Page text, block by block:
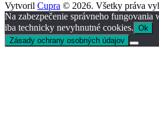
Vytvoril Cupra © 2026. Všetky práva
Na zabezpečenie správneho fungovania
iba technicky nevyhnutné cookies. Ok
Zásady ochrany osobných údajov